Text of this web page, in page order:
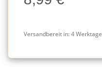
Versandbereit in:4 Werktage